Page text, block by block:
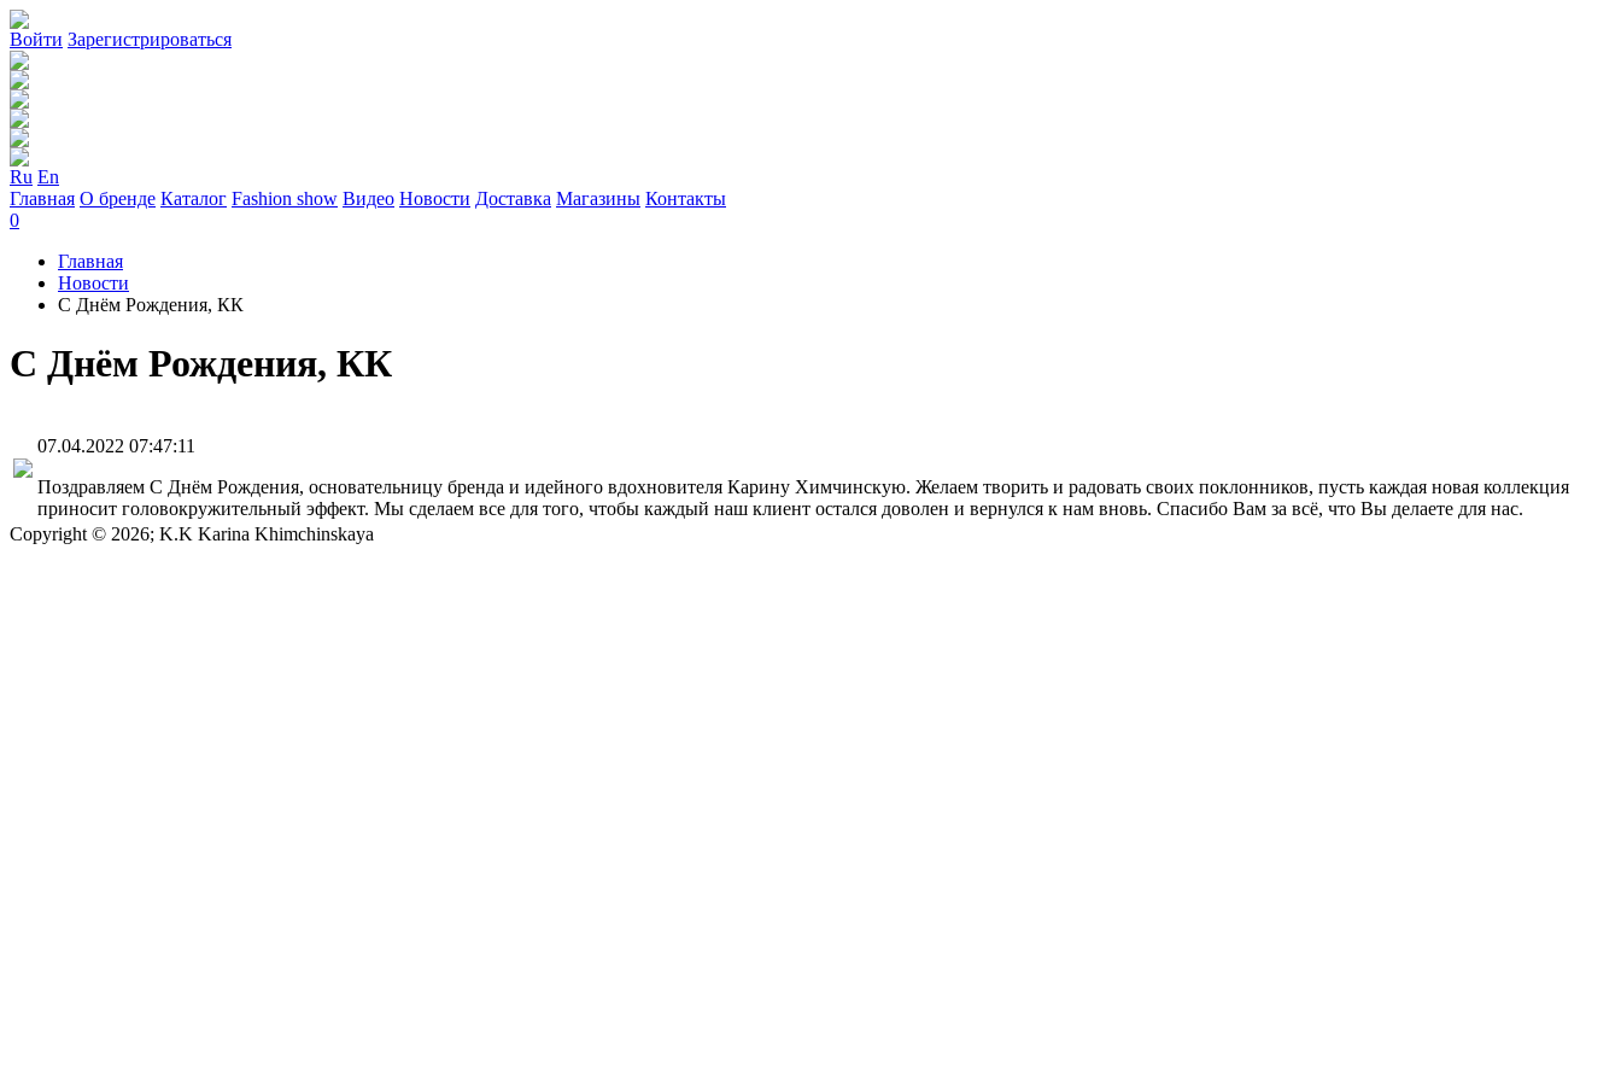
Войти Зарегистрироваться
Ru En
Главная О бренде Каталог Fashion show Видео Новости Доставка Магазины Контакты
0
Главная
Новости
С Днём Рождения, КК
С Днём Рождения, КК
07.04.2022 07:47:11
Поздравляем С Днём Рождения, основательницу бренда и идейного вдохновителя Карину Химчинскую. Желаем творить и радовать своих поклонников, пусть каждая новая коллекция
приносит головокружительный эффект. Мы сделаем все для того, чтобы каждый наш клиент остался доволен и вернулся к нам вновь. Спасибо Вам за всё, что Вы делаете для нас.
Copyright © 2026; K.K Karina Khimchinskaya